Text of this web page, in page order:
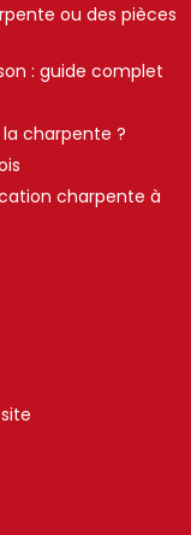
ou des pièces
: guide complet
la charpente ?
charpente à